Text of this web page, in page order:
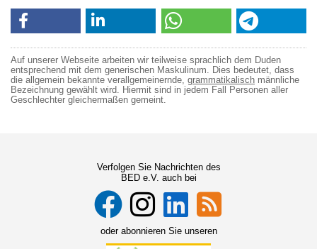
Auf unserer Webseite arbeiten wir teilweise sprachlich dem Duden
entsprechend mit dem generischen Maskulinum. Dies bedeutet, dass
die allgemein bekannte verallgemeinernde, grammatikalisch männliche
Bezeichnung gewählt wird. Hiermit sind in jedem Fall Personen aller
Geschlechter gleichermaßen gemeint.
Verfolgen Sie Nachrichten des
BED e.V. auch bei
oder abonnieren Sie unseren